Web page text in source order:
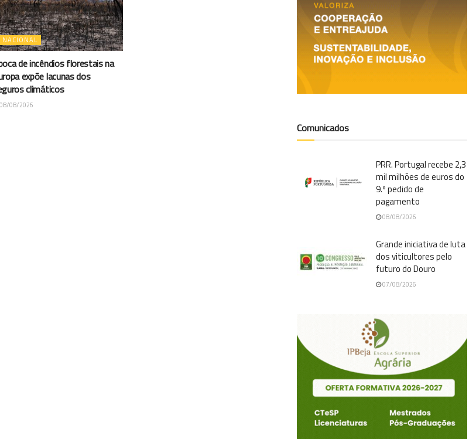
NACIONAL
de incêndios florestais na
expõe lacunas dos
climáticos
08/2026
Comunicados
PRR. Portugal recebe 2,3
mil milhões de euros do
9.º pedido de
pagamento
08/08/2026
Grande iniciativa de luta
dos viticultores pelo
futuro do Douro
07/08/2026